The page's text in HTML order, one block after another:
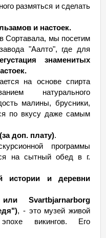
размяться и сделать
и настоек.
Сортавала, мы посетим
"Аалто", где для
знаменитых
на основе спирта
натурального
малины, брусники,
по вкусу даже самым
доп. плату).
программы
на сытный обед в г.
истории и деревни
Svartbjarnarborg
, - это музей живой
викингов. Его